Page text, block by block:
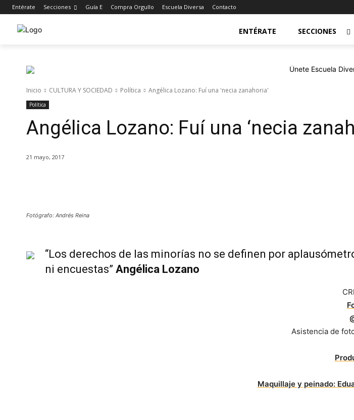
Entérate Secciones Guía E Compra Orgullo Escuela Diversa Contacto
ENTÉRATE SECCIONES
Inicio CULTURA Y SOCIEDAD Política Angélica Lozano: Fuí una 'necia zanahoria'
Política
Angélica Lozano: Fuí una ‘necia
21 mayo, 2017
Fotógrafo: Andrés Reina
“Los derechos de las minorías no se definen por
ni encuestas” Angélica Lozano
Asistencia de
Maquillaje y peinado: